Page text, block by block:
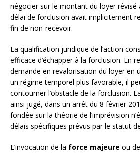
négocier sur le montant du loyer révisé
délai de forclusion avait implicitement
fin de non-recevoir.
La qualification juridique de l’action
efficace d’échapper à la forclusion. En
demande en revalorisation du loyer en
un régime temporel plus favorable, il
contourner l’obstacle de la forclusion.
ainsi jugé, dans un arrêt du 8 février
fondée sur la théorie de l’imprévision
délais spécifiques prévus par le statut
L’invocation de la force majeure ou